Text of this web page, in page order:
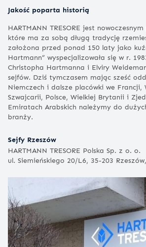
Jakość poparta historią
HARTMANN TRESORE jest
które ma za sobą długą tradycję
założona przed ponad 150 laty jako
Hartmann” wyspecjalizowała się w r.
Christopha Hartmanna i Elviry
sejfów. Dziś tymczasem mając sześć
Niemczech i dalsze placówki we Francji,
Szwajcarii, Polsce, Wielkiej Brytanii i
Emiratach Arabskich należymy do
branży.
Sejfy Rzeszów
HARTMANN TRESORE Polska Sp. z o. o.
ul. Siemieńskiego 20/L6, 35-203